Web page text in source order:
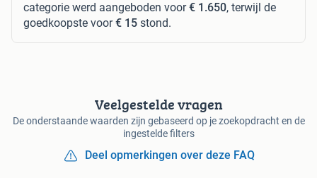
categorie werd aangeboden voor€ 1.650, terwijl de
goedkoopste voor€ 15 stond.
Veelgestelde vragen
De onderstaande waarden zijn gebaseerd op je zoekopdracht en de
ingestelde filters
Deel opmerkingen over deze FAQ